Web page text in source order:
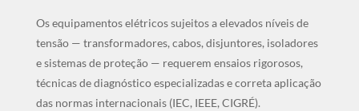
Os equipamentos elétricos sujeitos a elevados níveis de
tensão — transformadores, cabos, disjuntores, isoladores
e sistemas de proteção — requerem ensaios rigorosos,
técnicas de diagnóstico especializadas e correta aplicação
das normas internacionais (IEC, IEEE, CIGRÉ).